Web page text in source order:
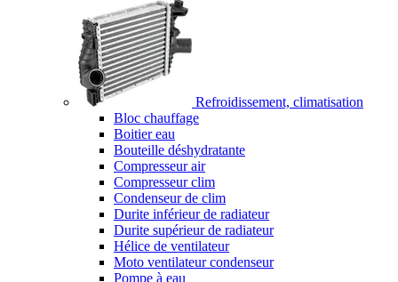
Refroidissement, climatisation
Bloc chauffage
Boitier eau
Bouteille déshydratante
Compresseur air
Compresseur clim
Condenseur de clim
Durite inférieur de radiateur
Durite supérieur de radiateur
Hélice de ventilateur
Moto ventilateur condenseur
Pompe à eau